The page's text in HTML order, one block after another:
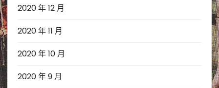
2020 年 12 月
2020 年 11 月
2020 年 10 月
2020 年 9 月